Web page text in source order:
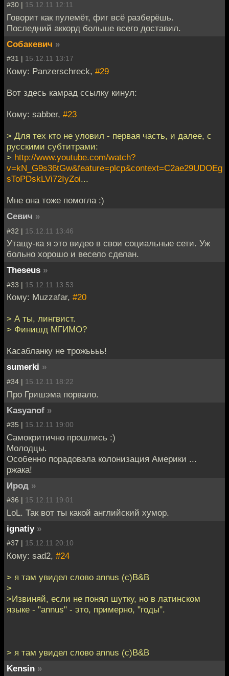
#30 | 15.12.11 12:11
Говорит как пулемёт, фиг всё разберёшь.
Последний аккорд больше всего доставил.
Собакевич »
#31 | 15.12.11 13:17
Кому: Panzerschreck, #29
Вот здесь камрад ссылку кинул:
Кому: sabber, #23
> Для тех кто не уловил - первая часть, и далее, с
русскими субтитрами:
> http://www.youtube.com/watch?
v=kN_G9s36tGw&feature=plcp&context=C2ae29UDOEg
sToPDskLVi72IyZoi...
Мне она тоже помогла :)
Севич »
#32 | 15.12.11 13:46
Утащу-ка я это видео в свои социальные сети. Уж
больно хорошо и весело сделан.
Theseus »
#33 | 15.12.11 13:53
Кому: Muzzafar, #20
> А ты, лингвист.
> Финишд МГИМО?
Касабланку не трожьььь!
sumerki »
#34 | 15.12.11 18:22
Про Гришэма порвало.
Kasyanof »
#35 | 15.12.11 19:00
Самокритично прошлись :)
Молодцы.
Особенно порадовала колонизация Америки ...
ржака!
Ирод »
#36 | 15.12.11 19:01
LoL. Так вот ты какой английский хумор.
ignatiy »
#37 | 15.12.11 20:10
Кому: sad2, #24
> я там увидел слово annus (с)B&B
>
>Извиняй, если не понял шутку, но в латинском
языке - "annus" - это, примерно, "годы".
> я там увидел слово annus (с)B&B
Kensin »